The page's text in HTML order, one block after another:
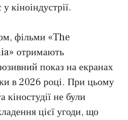
кіноіндустрії.
фільми «The
отримають
показ на екранах
в 2026 році. При цьому
кіностудії не були
цієї угоди, що